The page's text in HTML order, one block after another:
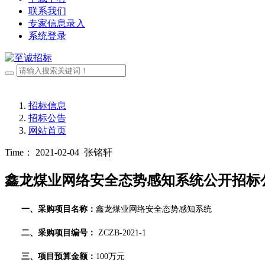
联系我们
专家信息录入
系统登录
招标信息
招标公告
网站首页
Time： 2021-02-04 张铭轩
鑫龙煤业网络安全态势感知系统公开招标
一、采购项目名称： 鑫龙煤业网络安全态势感知系统
二、采购项目编号： ZCZB-2021-1
三、项目预算金额： 100万元